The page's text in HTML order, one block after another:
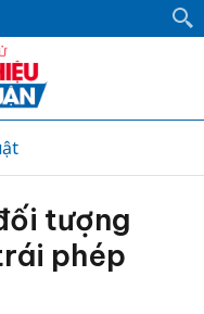
tượng
phép